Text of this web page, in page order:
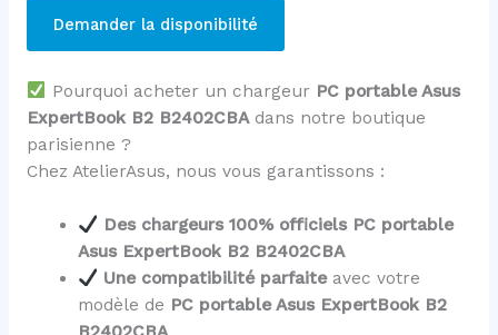
Demander la disponibilité
Pourquoi acheter un chargeur PC portable Asus
ExpertBook B2 B2402CBAdans notre boutique
parisienne ?
Chez AtelierAsus, nous vous garantissons :
Des chargeurs 100% officiels PC portable
Asus ExpertBook B2 B2402CBA
Une compatibilité parfaiteavec votre
modèle de PC portable Asus ExpertBook B2